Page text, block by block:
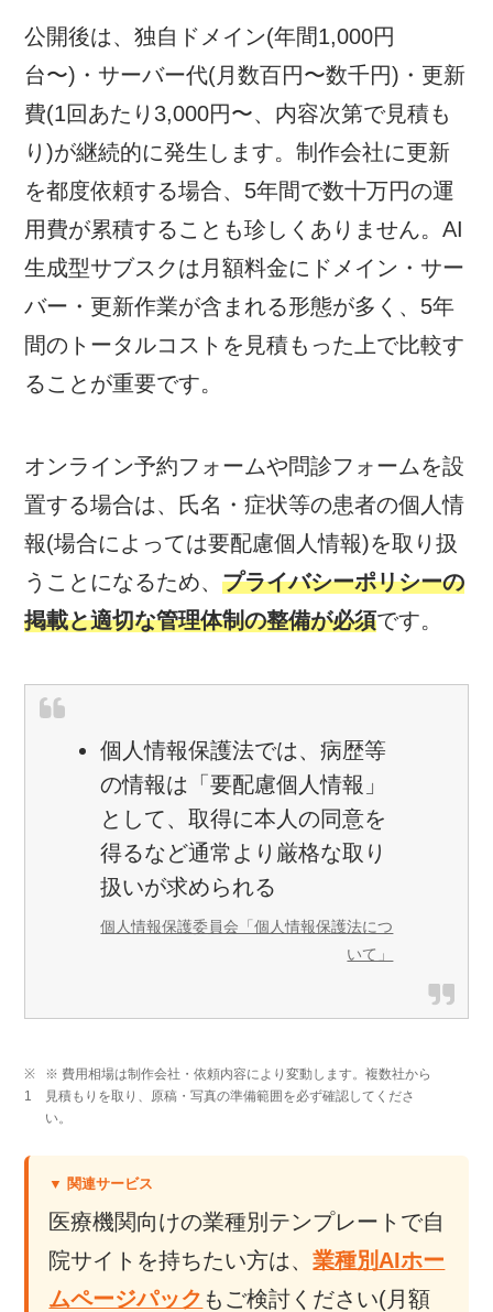
公開後は、独自ドメイン(年間1,000円
台〜)・サーバー代(月数百円〜数千円)・更新
費(1回あたり3,000円〜、内容次第で見積も
り)が継続的に発生します。制作会社に更新
を都度依頼する場合、5年間で数十万円の運
用費が累積することも珍しくありません。AI
生成型サブスクは月額料金にドメイン・サー
バー・更新作業が含まれる形態が多く、5年
間のトータルコストを見積もった上で比較す
ることが重要です。
オンライン予約フォームや問診フォームを設
置する場合は、氏名・症状等の患者の個人情
報(場合によっては要配慮個人情報)を取り扱
うことになるため、プライバシーポリシーの
掲載と適切な管理体制の整備が必須です。
個人情報保護法では、病歴等
の情報は「要配慮個人情報」
として、取得に本人の同意を
得るなど通常より厳格な取り
扱いが求められる
個人情報保護委員会「個人情報保護法につ
いて」
※ 費用相場は制作会社・依頼内容により変動します。複数社から
見積もりを取り、原稿・写真の準備範囲を必ず確認してくださ
い。
▼ 関連サービス
医療機関向けの業種別テンプレートで自
院サイトを持ちたい方は、業種別AIホー
ムページパック もご検討ください(月額